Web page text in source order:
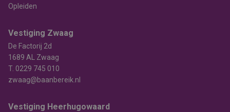
Opleiden
Vestiging Zwaag
De Factorij 2d
1689 AL Zwaag
T. 0229 745 010
zwaag@baanbereik.nl
Vestiging Heerhugowaard